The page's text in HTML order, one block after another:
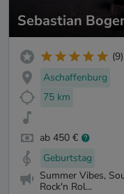
Sebastian
(9)
Aschaffenburg
75 km
ab 450 €
Geburtstag
Summer Vibes,
Rock'n Rol...